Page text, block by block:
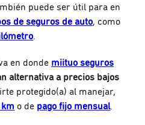
puede ser útil para en
de seguros de auto, como
.
en donde miituo seguros
alternativa a precios bajos
protegido(a) al manejar,
o de pago fijo mensual.